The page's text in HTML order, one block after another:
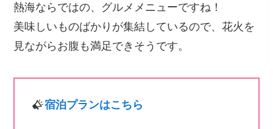
熱海ならではの、グルメメニューですね！
美味しいものばかりが集結しているので、花火を
見ながらお腹も満足できそうです。
宿泊プランはこちら